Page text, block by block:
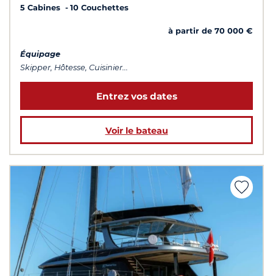
5 Cabines
10 Couchettes
à partir de 70 000 €
Équipage
Skipper, Hôtesse, Cuisinier...
Entrez vos dates
Voir le bateau